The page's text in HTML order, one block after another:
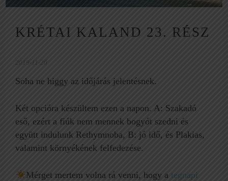
KRÉTAI KALAND 23. RÉSZ
2019-11-20
Soha ne higgy az időjárás jelentésnek.
Két opcióra készültem ezen a napon. A: Szakadó
eső, ezért a fiúk nem mennek bogyót szedni és
együtt indulunk Rethymnoba, B: jó idő, és Plakias,
valamint környékének felfedezése.
Mérget mertem volna rá venni, hogy a tegnapi